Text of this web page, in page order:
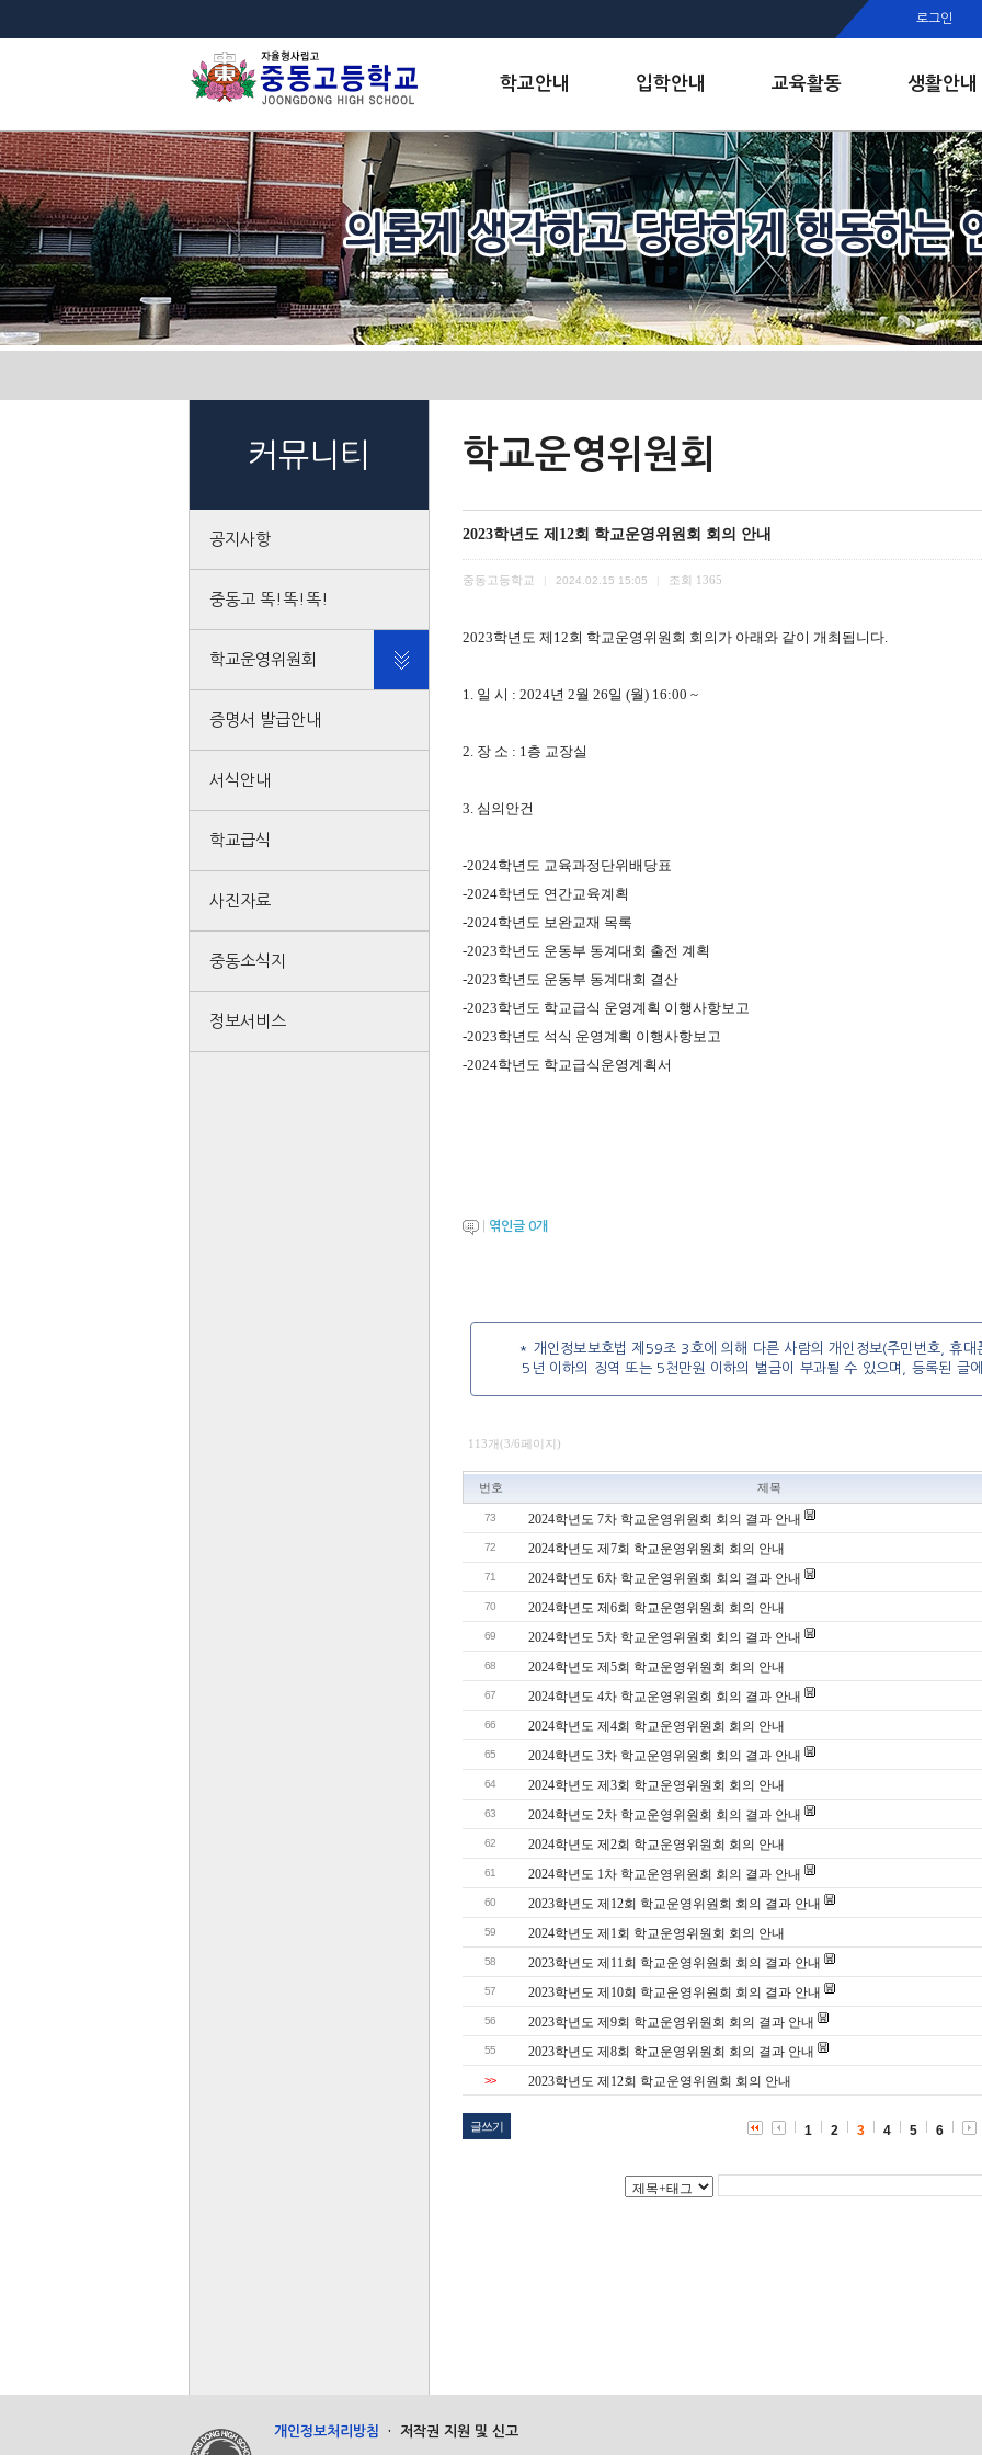
로그인
학교안내 입학안내 교육활동 생활안내
커뮤니티
공지사항
중동고 똑!똑!똑!
학교운영위원회
증명서 발급안내
서식안내
학교급식
사진자료
중동소식지
정보서비스
학교운영위원회
2023학년도 제12회 학교운영위원회 회의 안내
중동고등학교 2024.02.15 15:05 조회 1365
2023학년도 제12회 학교운영위원회 회의가 아래와 같이 개최됩니다.
1. 일 시 : 2024년 2월 26일 (월) 16:00 ~
2. 장 소 : 1층 교장실
3. 심의안건
-2024학년도 교육과정단위배당표
-2024학년도 연간교육계획
-2024학년도 보완교재 목록
-2023학년도 운동부 동계대회 출전 계획
-2023학년도 운동부 동계대회 결산
-2023학년도 학교급식 운영계획 이행사항보고
-2023학년도 석식 운영계획 이행사항보고
-2024학년도 학교급식운영계획서
엮인글 0개
* 개인정보보호법 제59조 3호에 의해 다른 사람의 개인정보(주민번호, 휴
5년 이하의 징역 또는 5천만원 이하의 벌금이 부과될 수 있으며, 등록된 글
113개(3/6페이지)
번호 제목
73 2024학년도 7차 학교운영위원회 회의 결과 안내
72 2024학년도 제7회 학교운영위원회 회의 안내
71 2024학년도 6차 학교운영위원회 회의 결과 안내
70 2024학년도 제6회 학교운영위원회 회의 안내
69 2024학년도 5차 학교운영위원회 회의 결과 안내
68 2024학년도 제5회 학교운영위원회 회의 안내
67 2024학년도 4차 학교운영위원회 회의 결과 안내
66 2024학년도 제4회 학교운영위원회 회의 안내
65 2024학년도 3차 학교운영위원회 회의 결과 안내
64 2024학년도 제3회 학교운영위원회 회의 안내
63 2024학년도 2차 학교운영위원회 회의 결과 안내
62 2024학년도 제2회 학교운영위원회 회의 안내
61 2024학년도 1차 학교운영위원회 회의 결과 안내
60 2023학년도 제12회 학교운영위원회 회의 결과 안내
59 2024학년도 제1회 학교운영위원회 회의 안내
58 2023학년도 제11회 학교운영위원회 회의 결과 안내
57 2023학년도 제10회 학교운영위원회 회의 결과 안내
56 2023학년도 제9회 학교운영위원회 회의 결과 안내
55 2023학년도 제8회 학교운영위원회 회의 결과 안내
>> 2023학년도 제12회 학교운영위원회 회의 안내
글쓰기 1 2 3 4 5 6
개인정보처리방침 · 저작권 지원 및 신고